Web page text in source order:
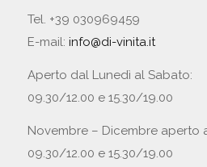
Tel. +39 030969459
E-mail: info@di-vinita.it
Aperto dal Lunedì al Sabato:
09.30/12.00 e 15.30/19.00
Novembre – Dicembre aperto
09.30/12.00 e 15.30/19.00